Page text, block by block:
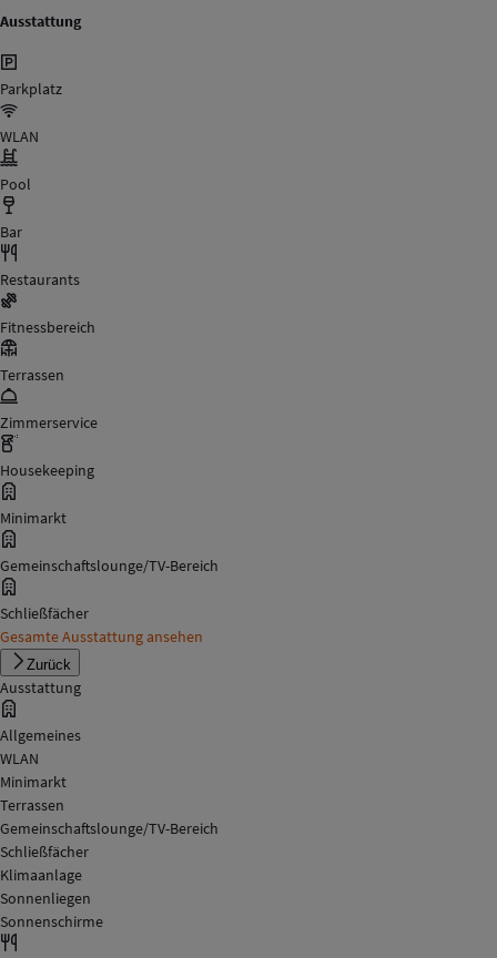
Ausstattung
Parkplatz
WLAN
Pool
Bar
Restaurants
Fitnessbereich
Terrassen
Zimmerservice
Housekeeping
Minimarkt
Gemeinschaftslounge/TV-Bereich
Schließfächer
Gesamte Ausstattung ansehen
Zurück
Ausstattung
Allgemeines
WLAN
Minimarkt
Terrassen
Gemeinschaftslounge/TV-Bereich
Schließfächer
Klimaanlage
Sonnenliegen
Sonnenschirme